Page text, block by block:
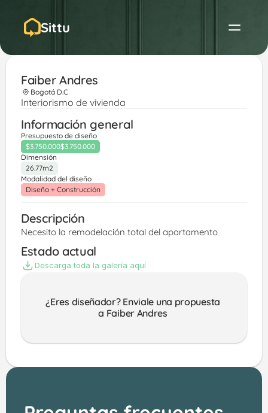
Sittu
Faiber Andres
Bogotá D.C
Interiorismo de vivienda
Información general
Presupuesto de diseño
$3.750.000$3.750.000
Dimensión
26.77m2
Modalidad del diseño
Diseño + Construcción
Descripción
Necesito la remodelación total del apartamento
Estado actual
Descarga toda la galería aquí
¿Eres diseñador? Enviale una propuesta
a Faiber Andres